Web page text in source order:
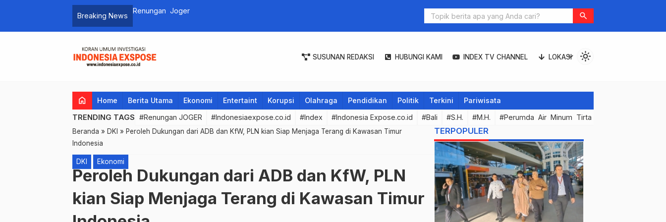
Breaking News
Renungan Joger search
SUSUNAN REDAKSI HUBUNGI KAMI INDEX TV CHANNEL LOKASI
expand_more light_mode
home Home Berita Utama Ekonomi Entertaint Korupsi Olahraga Pendidikan Politik Terkini Pariwisata
TRENDING TAGS #Renungan JOGER #Indonesiaexpose.co.id #Index #Indonesia Expose.co.id #Bali #S.H. #M.H. #Perumda Air Minum Tirta Hita Buleleng
Beranda » DKI » Peroleh Dukungan dari ADB dan KfW, PLN kian Siap Menjaga Terang di Kawasan Timur
Indonesia
DKI Ekonomi
Peroleh Dukungan dari ADB dan KfW, PLN
kian Siap Menjaga Terang di Kawasan Timur
TERPOPULER